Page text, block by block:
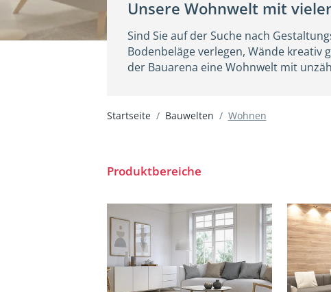
Unsere Wohnwelt mit
Sind Sie auf der Suche nach
Bodenbeläge verlegen, Wände kreativ
der Bauarena eine Wohnwelt mit
Startseite Bauwelten Wohnen
WOHNEN
Produktbereiche